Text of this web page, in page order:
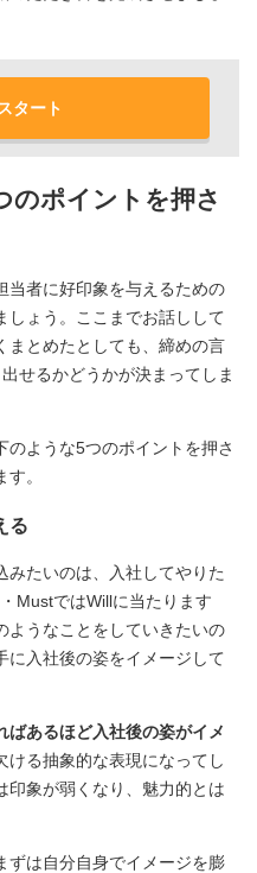
タート
のポイントを押さ
当者に好印象を与えるための
しょう。ここまでお話しして
まとめたとしても、締めの言
せるかどうかが決まってしま
のような5つのポイントを押さ
。
る
みたいのは、入社してやりた
MustではWillに当たります
ようなことをしていきたいの
に入社後の姿をイメージして
ばあるほど入社後の姿がイメ
ける抽象的な表現になってし
印象が弱くなり、魅力的とは
ずは自分自身でイメージを膨